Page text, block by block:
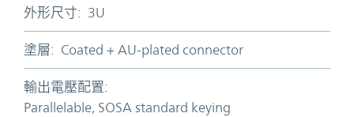
外形尺寸: 3U
塗層: Coated + AU-plated connector
輸出電壓配置:
Parallelable, SOSA standard keying